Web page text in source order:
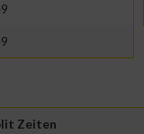
Zeiten